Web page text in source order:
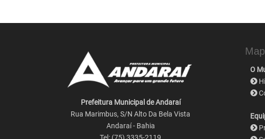
Prefeitura Municipal de Andaraí
Rua Marimbus, S/N Alto Da Bela Vista
Andaraí - Bahia
O